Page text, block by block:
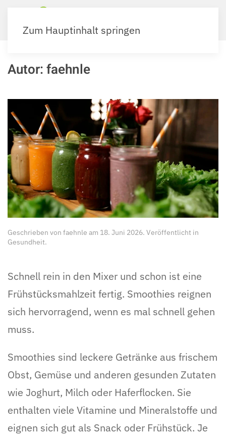
Zum Hauptinhalt springen
Autor:faehnle
Geschrieben von faehnle am 18. Juni 2026. Veröffentlicht in
Gesundheit.
Schnell rein in den Mixer und schon ist eine
Frühstücksmahlzeit fertig. Smoothies reignen
sich hervorragend, wenn es mal schnell gehen
muss.
Smoothies sind leckere Getränke aus frischem
Obst, Gemüse und anderen gesunden Zutaten
wie Joghurt, Milch oder Haferflocken. Sie
enthalten viele Vitamine und Mineralstoffe und
eignen sich gut als Snack oder Frühstück. Je